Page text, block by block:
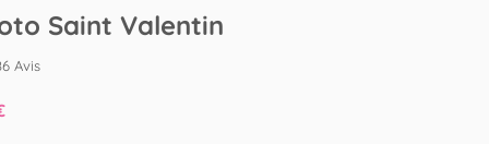
Saint Valentin
Avis